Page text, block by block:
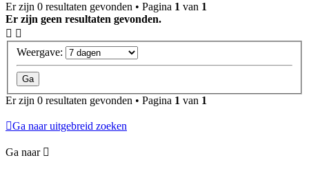
Er zijn 0 resultaten gevonden • Pagina 1 van 1
Er zijn geen resultaten gevonden.
Weergave:
Er zijn 0 resultaten gevonden • Pagina 1 van 1
Ga naar uitgebreid zoeken
Ga naar